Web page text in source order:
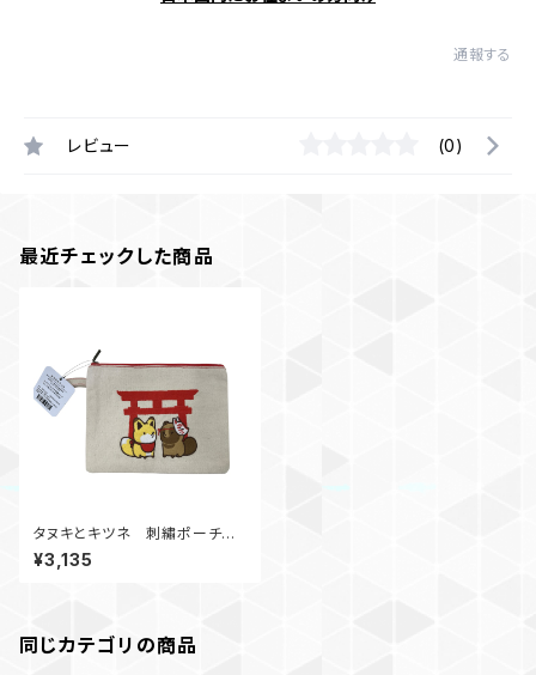
通報する
レビュー (0)
最近チェックした商品
タヌキとキツネ 刺繡ポーチ V
er.TANUKI TO KITSUNE
¥3,135
同じカテゴリの商品